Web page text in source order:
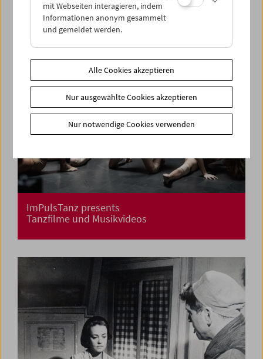
ImPulsTanz presents
Tanzfilme und Musikvideos
mit Webseiten interagieren, indem
Informationen anonym gesammelt
und gemeldet werden.
Alle Cookies akzeptieren
Nur ausgewählte Cookies akzeptieren
Nur notwendige Cookies verwenden